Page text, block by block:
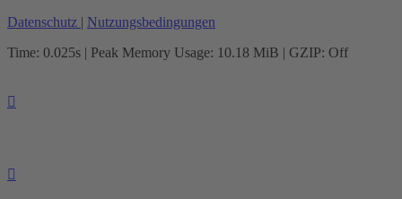
Datenschutz | Nutzungsbedingungen
Time: 0.025s | Peak Memory Usage: 10.18 MiB | GZIP: Off